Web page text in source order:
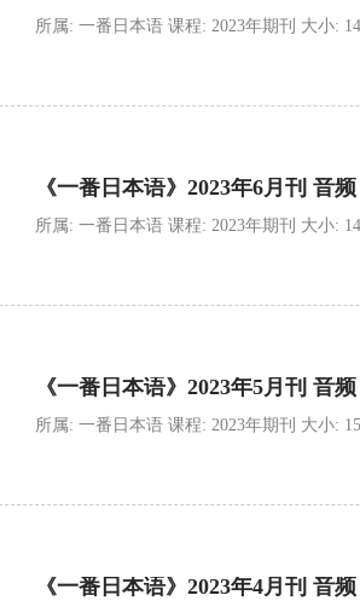
所属: 一番日本语 课程: 2023年期刊 大小:
《一番日本语》2023年6月刊 音频
所属: 一番日本语 课程: 2023年期刊 大小:
《一番日本语》2023年5月刊 音频
所属: 一番日本语 课程: 2023年期刊 大小:
《一番日本语》2023年4月刊 音频